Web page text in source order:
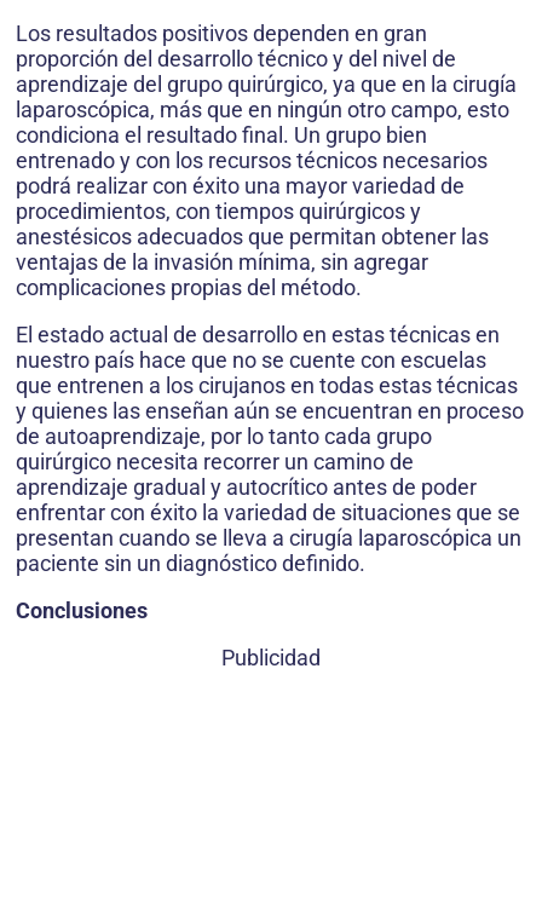
Los resultados positivos dependen en gran
proporción del desarrollo técnico y del nivel de
aprendizaje del grupo quirúrgico, ya que en la cirugía
laparoscópica, más que en ningún otro campo, esto
condiciona el resultado final. Un grupo bien
entrenado y con los recursos técnicos necesarios
podrá realizar con éxito una mayor variedad de
procedimientos, con tiempos quirúrgicos y
anestésicos adecuados que permitan obtener las
ventajas de la invasión mínima, sin agregar
complicaciones propias del método.
El estado actual de desarrollo en estas técnicas en
nuestro país hace que no se cuente con escuelas
que entrenen a los cirujanos en todas estas técnicas
y quienes las enseñan aún se encuentran en proceso
de autoaprendizaje, por lo tanto cada grupo
quirúrgico necesita recorrer un camino de
aprendizaje gradual y autocrítico antes de poder
enfrentar con éxito la variedad de situaciones que se
presentan cuando se lleva a cirugía laparoscópica un
paciente sin un diagnóstico definido.
Conclusiones
Publicidad